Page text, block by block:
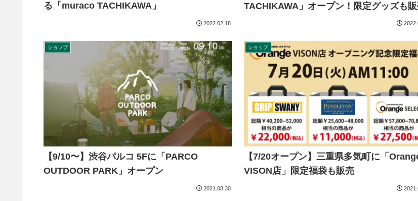
る「muraco TACHIKAWA」
2022.02.18
TACHIKAWA」オープン！限定グッズも
ショップ
【9/10〜】渋谷パルコ 5Fに「PARCO
OUTDOOR PARK」オープン
2021.08.30
ショップ
【7/20オープン】三重県多気町に「
VISON店」限定福袋も販売